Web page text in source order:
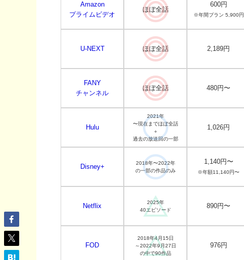
Amazon
プライムビデオ
ほぼ全話
600円
※年間プラン 5,900円
U-NEXT ほぼ全話 2,189円
FANY
チャンネル
ほぼ全話 480円〜
Hulu
2021年
〜現在までほぼ全話
＋
過去の放送回の一部
1,026円
Disney+
2018年〜2022年
の一部の作品のみ
1,140円〜
※年額11,140円〜
Netflix
2025年
40エピソード
890円〜
FOD
2018年4月15日
～2022年9月27日
の中で90作品
976円